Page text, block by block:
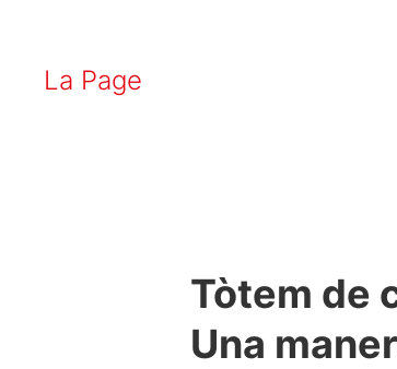
La Page
Tòtem de
Una